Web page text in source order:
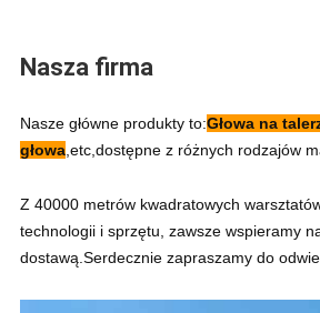
Nasza firma
Nasze główne produkty to:Głowa na
głowa,etc,dostępne z różnych rodzajów
Z 40000 metrów kwadratowych
technologii i sprzętu, zawsze wspieramy
dostawą.Serdecznie zapraszamy do